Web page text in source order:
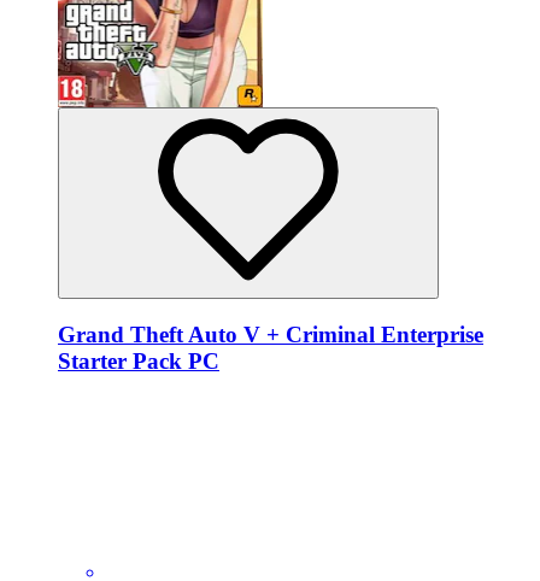
Grand Theft Auto V + Criminal Enterprise
Starter Pack PC